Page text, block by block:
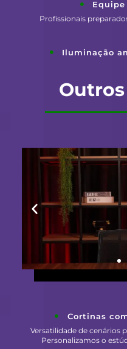
Profissionais
Iluminação
Cortinas
Versatilidade de cenários
Personalizamos o